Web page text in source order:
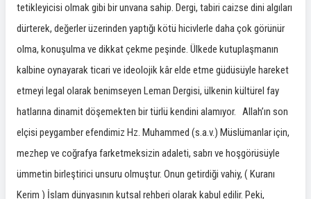
tetikleyicisi olmak gibi bir unvana sahip. Dergi, tabiri caizse dini algıları
dürterek, değerler üzerinden yaptığı kötü hicivlerle daha çok görünür
olma, konuşulma ve dikkat çekme peşinde. Ülkede kutuplaşmanın
kalbine oynayarak ticari ve ideolojik kâr elde etme güdüsüyle hareket
etmeyi legal olarak benimseyen Leman Dergisi, ülkenin kültürel fay
hatlarına dinamit döşemekten bir türlü kendini alamıyor. Allah’ın son
elçisi peygamber efendimiz Hz. Muhammed (s.a.v.) Müslümanlar için,
mezhep ve coğrafya farketmeksizin adaleti, sabrı ve hoşgörüsüyle
ümmetin birleştirici unsuru olmuştur. Onun getirdiği vahiy, ( Kuranı
Kerim ) İslam dünyasının kutsal rehberi olarak kabul edilir. Peki,